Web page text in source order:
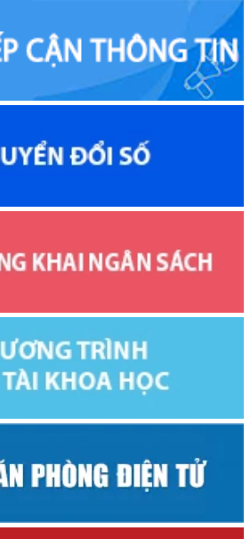
bà Nguyễn Thị Hạnh. Thường trú tại:
Lắk
công khai hồ sơ mất Giấy chứng nhận
tên ông Phạm Quốc Việt và bà Nông Thị
Phường Buôn Hồ, tỉnh Đắk Lắk
số 2412/QĐ-UBND ngày 31/7/2026 của
bổ nhiệm hòa giải viên lao động trên địa
công khai Dự thảo phương án bồi
khai phương án chi tiết kinh phí bồi
thu hồi đất để thực hiện Dự án: Cải
Lơng (đoạn từ đường Nguyễn Hiền
chứng nhận xuất xứ hàng hoá (C/O) và
cho thương nhân tự chứng nhận xuất xứ
bàn tỉnh Đắk Lắk
việc đo đạc, ký giáp ranh đối với thửa đất